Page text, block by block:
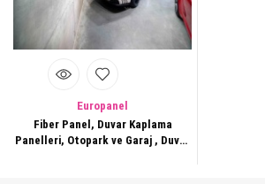
Europanel
Fiber Panel, Duvar Kaplama
Panelleri, Otopark ve Garaj , Duvar